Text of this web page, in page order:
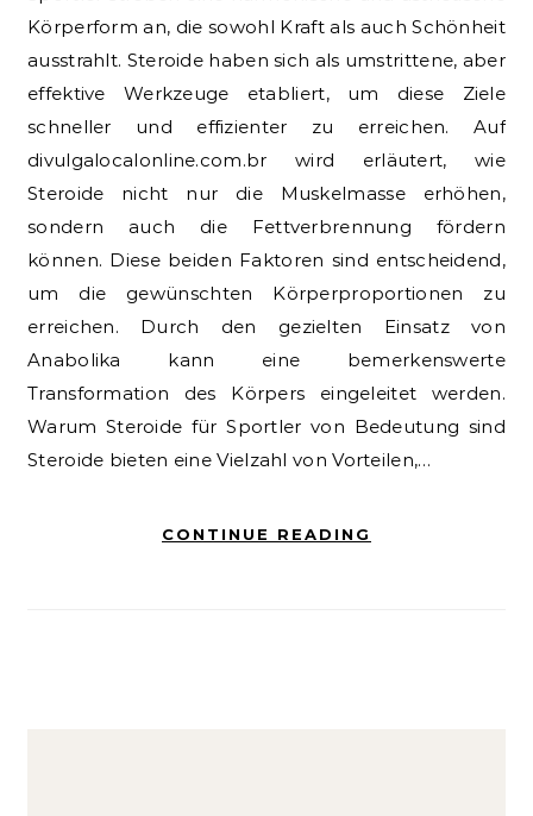
Körperform an, die sowohl Kraft als auch Schönheit
ausstrahlt. Steroide haben sich als umstrittene, aber
effektive Werkzeuge etabliert, um diese Ziele
schneller und effizienter zu erreichen. Auf
divulgalocalonline.com.br wird erläutert, wie
Steroide nicht nur die Muskelmasse erhöhen,
sondern auch die Fettverbrennung fördern
können. Diese beiden Faktoren sind entscheidend,
um die gewünschten Körperproportionen zu
erreichen. Durch den gezielten Einsatz von
Anabolika kann eine bemerkenswerte
Transformation des Körpers eingeleitet werden.
Warum Steroide für Sportler von Bedeutung sind
Steroide bieten eine Vielzahl von Vorteilen,…
CONTINUE READING